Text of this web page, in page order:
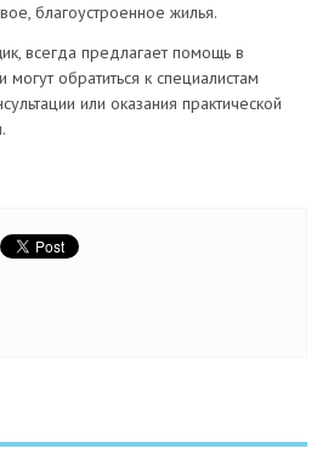
благоустроенное жилья.
всегда предлагает помощь в
обратиться к специалистам
или оказания практической